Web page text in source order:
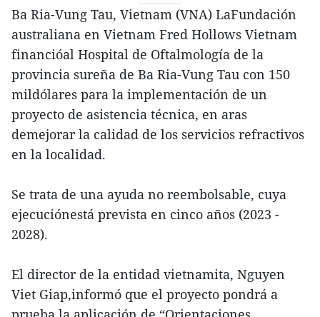
Ba Ria-Vung Tau, Vietnam (VNA) LaFundación
australiana en Vietnam Fred Hollows Vietnam
financióal Hospital de Oftalmología de la
provincia sureña de Ba Ria-Vung Tau con 150
mildólares para la implementación de un
proyecto de asistencia técnica, en aras
demejorar la calidad de los servicios refractivos
en la localidad.
Se trata de una ayuda no reembolsable, cuya
ejecuciónestá prevista en cinco años (2023 -
2028).
El director de la entidad vietnamita, Nguyen
Viet Giap,informó que el proyecto pondrá a